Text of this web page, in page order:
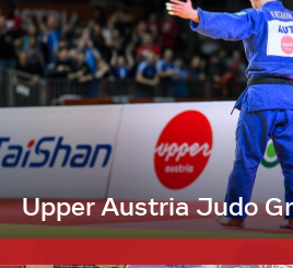
Upper Austria Judo